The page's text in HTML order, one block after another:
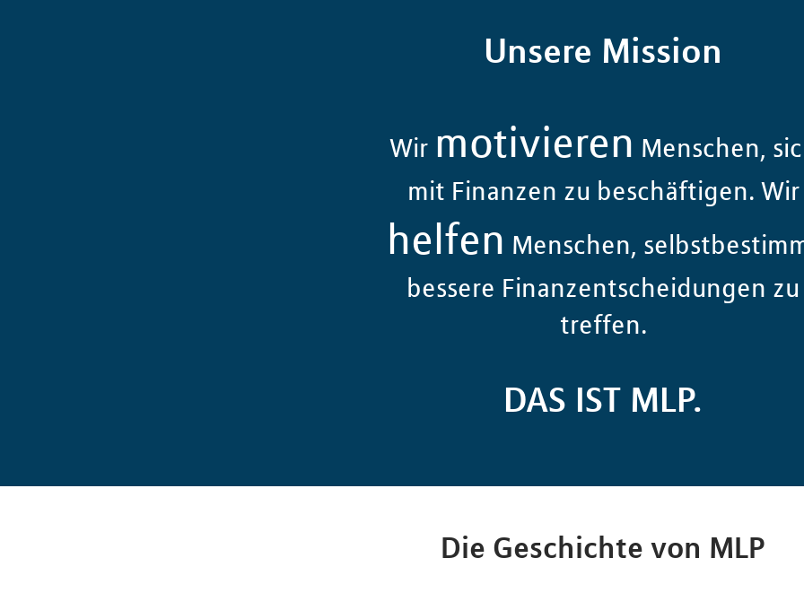
Unsere Mission
Wir motivieren Menschen,
mit Finanzen zu beschäftigen. Wir
helfen Menschen,
bessere Finanzentscheidungen zu
treffen.
DAS IST MLP.
Die Geschichte von MLP